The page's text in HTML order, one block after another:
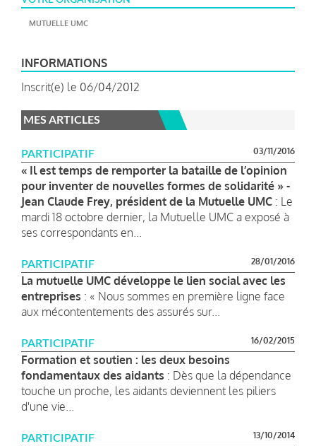
MUTUELLE UMC
INFORMATIONS
Inscrit(e) le 06/04/2012
MES ARTICLES
PARTICIPATIF 03/11/2016
« Il est temps de remporter la bataille de l’opinion
pour inventer de nouvelles formes de solidarité » -
Jean Claude Frey, président de la Mutuelle UMC : Le
mardi 18 octobre dernier, la Mutuelle UMC a exposé à
ses correspondants en...
PARTICIPATIF 28/01/2016
La mutuelle UMC développe le lien social avec les
entreprises : « Nous sommes en première ligne face
aux mécontentements des assurés sur...
PARTICIPATIF 16/02/2015
Formation et soutien : les deux besoins
fondamentaux des aidants : Dès que la dépendance
touche un proche, les aidants deviennent les piliers
d'une vie...
PARTICIPATIF 13/10/2014